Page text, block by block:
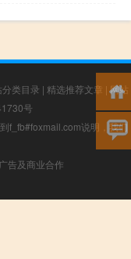
分类目录 | 精选推荐文章 |网站
号
f_fb#foxmail.com说明，我们
告及商业合作